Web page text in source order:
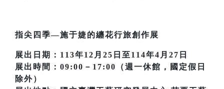
指尖四季—施于婕的纏花行旅創作展
展出日期：113年12月25日至114年4月27日
展出時間：09:00－17:00（週一休館，國定假日
除外）